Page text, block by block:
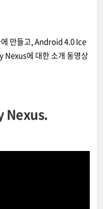
만들고, Android 4.0 Ice
에 대한 소개 동영상
Nexus.